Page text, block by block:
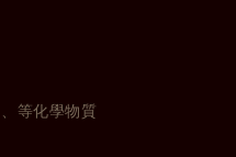
等化學物質